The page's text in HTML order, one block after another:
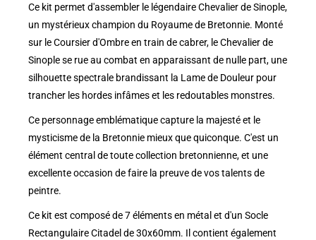
Ce kit permet d'assembler le légendaire Chevalier de Sinople,
un mystérieux champion du Royaume de Bretonnie. Monté
sur le Coursier d'Ombre en train de cabrer, le Chevalier de
Sinople se rue au combat en apparaissant de nulle part, une
silhouette spectrale brandissant la Lame de Douleur pour
trancher les hordes infâmes et les redoutables monstres.
Ce personnage emblématique capture la majesté et le
mysticisme de la Bretonnie mieux que quiconque. C'est un
élément central de toute collection bretonnienne, et une
excellente occasion de faire la preuve de vos talents de
peintre.
Ce kit est composé de 7 éléments en métal et d'un Socle
Rectangulaire Citadel de 30x60mm. Il contient également